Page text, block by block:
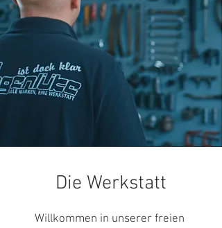
Die Werkstatt
Willkommen in unserer freien